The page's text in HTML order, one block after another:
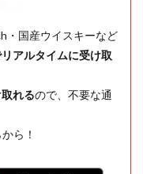
・国産ウイスキーなど
アルタイムに受け取
れるので、不要な通
ら！